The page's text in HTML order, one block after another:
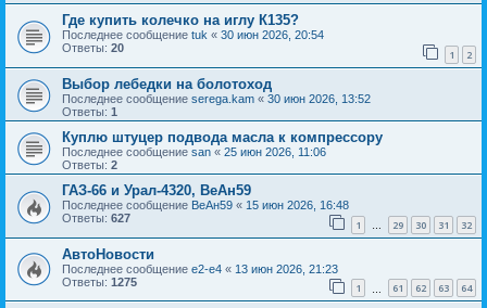
Где купить колечко на иглу К135?
Последнее сообщение tuk « 30 июн 2026, 20:54
Ответы: 20 1 2
Выбор лебедки на болотоход
Последнее сообщение serega.kam « 30 июн 2026, 13:52
Ответы: 1
Куплю штуцер подвода масла к компрессору
Последнее сообщение san « 25 июн 2026, 11:06
Ответы: 2
ГАЗ-66 и Урал-4320, ВеАн59
Последнее сообщение ВеАн59 « 15 июн 2026, 16:48
Ответы: 627 1 … 29 30 31 32
АвтоНовости
Последнее сообщение e2-e4 « 13 июн 2026, 21:23
Ответы: 1275 1 61 62 63 64